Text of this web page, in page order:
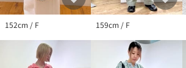
152cm / F 159cm / F